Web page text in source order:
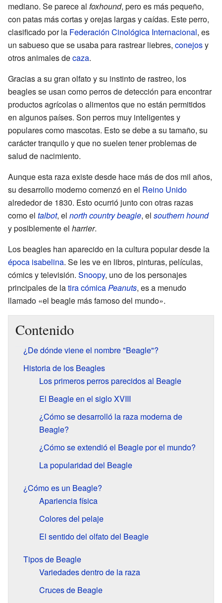
mediano. Se parece al foxhound, pero es más pequeño,
con patas más cortas y orejas largas y caídas. Este perro,
clasificado por la Federación Cinológica Internacional, es
un sabueso que se usaba para rastrear liebres, conejosy
otros animales decaza.
Gracias a su gran olfato y su instinto de rastreo, los
beagles se usan como perros de detección para encontrar
productos agrícolas o alimentos que no están permitidos
en algunos países. Son perros muy inteligentes y
populares como mascotas. Esto se debe a su tamaño, su
carácter tranquilo y que no suelen tener problemas de
salud de nacimiento.
Aunque esta raza existe desde hace más de dos mil años,
su desarrollo moderno comenzó en el Reino Unido
alrededor de 1830. Esto ocurrió junto con otras razas
como el talbot, el north country beagle, el southern hound
y posiblemente el harrier.
Los beagles han aparecido en la cultura popular desde la
época isabelina. Se les ve en libros, pinturas, películas,
cómics y televisión. Snoopy, uno de los personajes
principales de latira cómicaPeanuts, es a menudo
llamado «el beagle más famoso del mundo».
Contenido
¿De dónde viene el nombre "Beagle"?
Historia de los Beagles
Los primeros perros parecidos al Beagle
El Beagle en el siglo XVIII
¿Cómo se desarrolló la raza moderna de
Beagle?
¿Cómo se extendió el Beagle por el mundo?
La popularidad del Beagle
¿Cómo es un Beagle?
Apariencia física
Colores del pelaje
El sentido del olfato del Beagle
Tipos de Beagle
Variedades dentro de la raza
Cruces de Beagle